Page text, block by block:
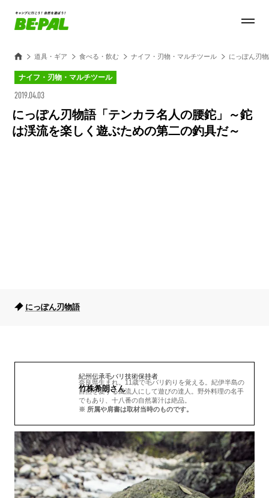
道具・ギア 食べる・飲む ナイフ・刃物・マルチツール にっぽん刃
ナイフ・刃物・マルチツール
2019.04.03
にっぽん刃物語「テンカラ名人の腰鉈」～鉈
は渓流を楽しく遊ぶための第二の釣具だ～
にっぽん刃物語
紀州伝承毛バリ技術保持者
竹株希朗さん
奈良県生まれ。11歳で毛バリ釣りを覚える。紀伊半島の
自然を愛する風流人にして遊びの達人。野外料理の名手
でもあり、十八番の自然薯汁は絶品。
※ 所属や肩書は取材当時のものです。